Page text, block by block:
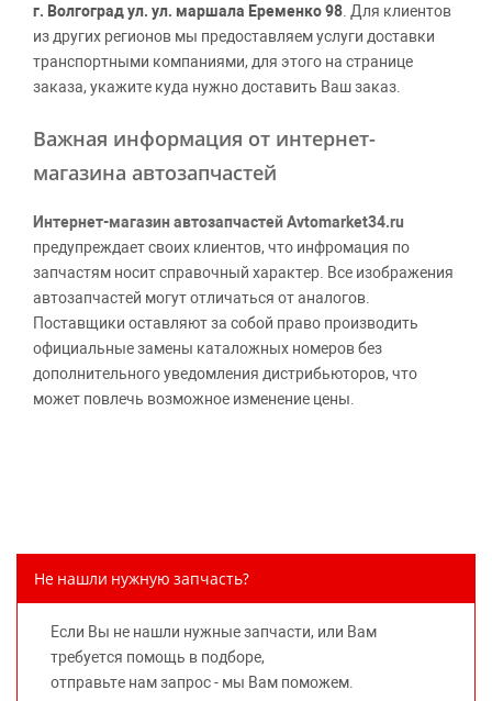
г. Волгоград ул. ул. маршала Еременко 98 . Для клиентов
из других регионов мы предоставляем услуги доставки
транспортными компаниями, для этого на странице
заказа, укажите куда нужно доставить Ваш заказ.
Важная информация от интернет-
магазина автозапчастей
Интернет-магазин автозапчастей Avtomarket34.ru
предупреждает своих клиентов, что инфромация по
запчастям носит справочный характер. Все изображения
автозапчастей могут отличаться от аналогов.
Поставщики оставляют за собой право производить
официальные замены каталожных номеров без
дополнительного уведомления дистрибьюторов, что
может повлечь возможное изменение цены.
предлагаемых к продаже запасных частей для
правообладателей указанных товарных знаков.
Требование предоставлять покупателю необходимую и
достоверную информацию о товаре, предлагаемом к
Не нашли нужную запчасть?
Если Вы не нашли нужные запчасти, или Вам
требуется помощь в подборе,
отправьте нам запрос - мы Вам поможем.